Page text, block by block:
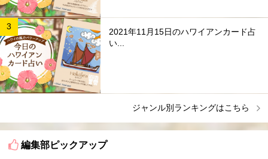
2021年11月15日のハワイアンカード占
い...
ジャンル別ランキングはこちら
編集部ピックアップ